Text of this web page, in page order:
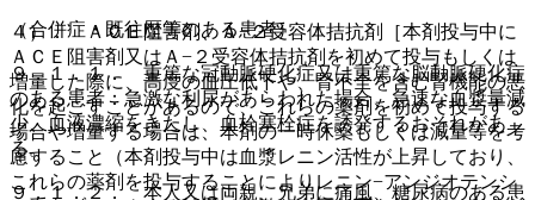
４）． ＡＣＥ阻害剤、Ａ−２受容体拮抗剤［本剤投与中に
ＡＣＥ阻害剤又はＡ−２受容体拮抗剤を初めて投与もしくは
増量した際に、高度の血圧低下や、腎不全を含む腎機能の悪
化を起こすことがあるので、これらの薬剤を初めて投与する
場合や増量する場合は、本剤の一時休薬もしくは減量等を考
慮すること（本剤投与中は血漿レニン活性が上昇しており、
これらの薬剤を投与することによりレニン−アンジオテンシ
（合併症・既往歴等のある患者）
９．１．１． 重篤な冠動脈硬化症又は重篤な脳動脈硬化症
のある患者：急激な利尿があらわれた場合、急速な血漿量減
少、血液濃縮をきたし、血栓塞栓症を誘発するおそれがあ
る。
９．１．２． 本人又は両親、兄弟に痛風、糖尿病のある患